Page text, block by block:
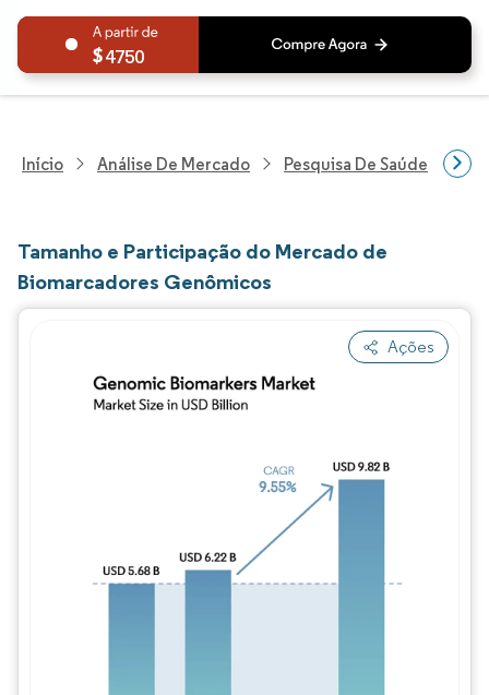
4750
Início Análise De Mercado Pesquisa De Saúde
Tamanho e Participação do Mercado de
Biomarcadores Genômicos
Ações